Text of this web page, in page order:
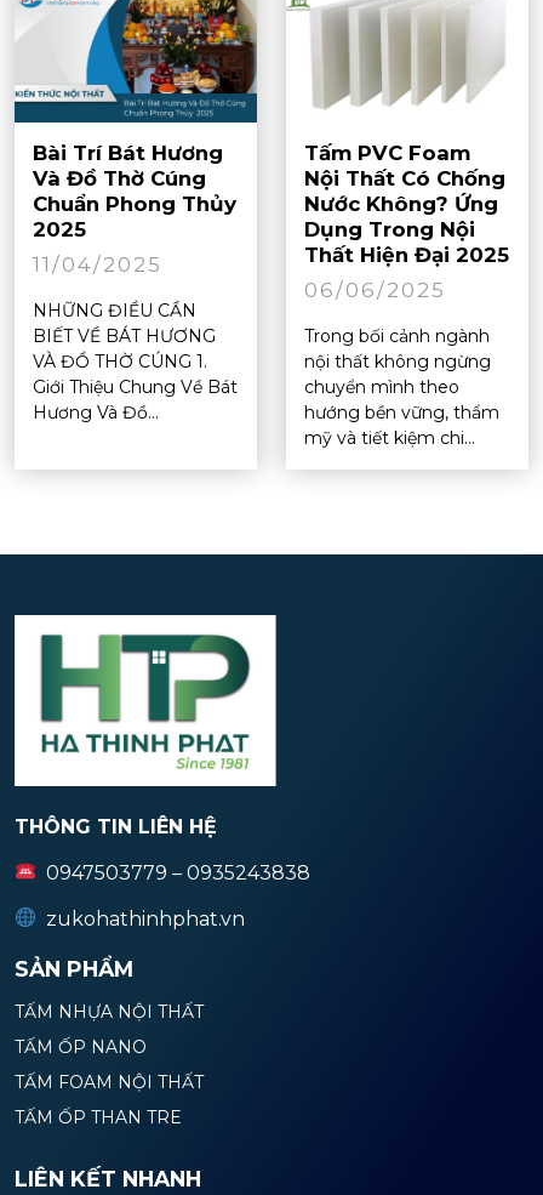
Bài Trí Bát Hương
Và Đồ Thờ Cúng
Chuẩn Phong Thủy
2025
11/04/2025
NHỮNG ĐIỀU CẦN
BIẾT VỀ BÁT HƯƠNG
VÀ ĐỒ THỜ CÚNG 1.
Giới Thiệu Chung Về Bát
Hương Và Đồ...
Tấm PVC Foam
Nội Thất Có Chống
Nước Không? Ứng
Dụng Trong Nội
Thất Hiện Đại 2025
06/06/2025
Trong bối cảnh ngành
nội thất không ngừng
chuyển mình theo
hướng bền vững, thẩm
mỹ và tiết kiệm chi...
THÔNG TIN LIÊN HỆ
0947503779 – 0935243838
zukohathinhphat.vn
SẢN PHẨM
TẤM NHỰA NỘI THẤT
TẤM ỐP NANO
TẤM FOAM NỘI THẤT
TẤM ỐP THAN TRE
LIÊN KẾT NHANH